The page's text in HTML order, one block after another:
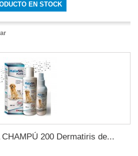
EN STOCK
CHAMPÚ 200 Dermatiris de...